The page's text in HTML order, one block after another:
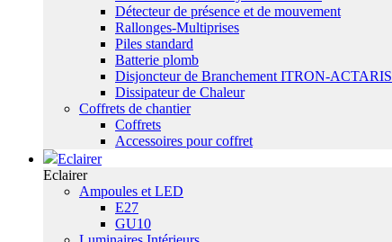
Détecteur de présence et de mouvement
Rallonges-Multiprises
Piles standard
Batterie plomb
Disjoncteur de Branchement ITRON-ACTARIS
Dissipateur de Chaleur
Coffrets de chantier
Coffrets
Accessoires pour coffret
Eclairer
Eclairer
Ampoules et LED
E27
GU10